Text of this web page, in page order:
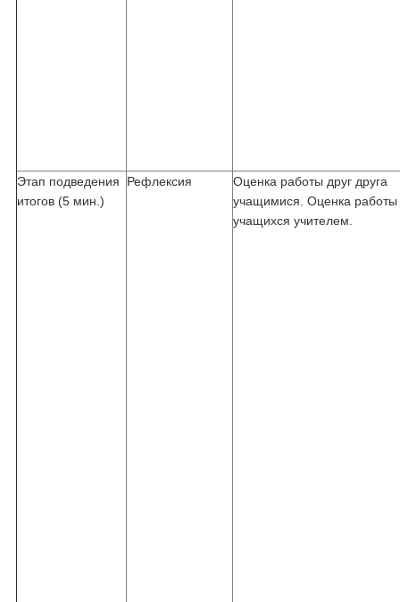
Этап подведения
итогов (5 мин.)
Рефлексия
Оценка работы друг друга
учащимися. Оценка работы
учащихся учителем.